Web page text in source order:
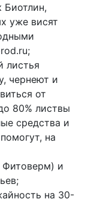
Биотлин,
уже висят
;
листья
чернеют и
от
80% листвы
средства и
на
Фитоверм) и
на 30-